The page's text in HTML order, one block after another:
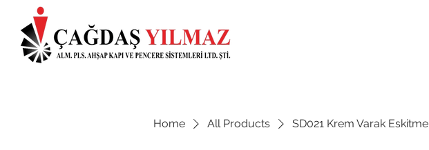
Home All Products SD021 Krem Varak Eskitme